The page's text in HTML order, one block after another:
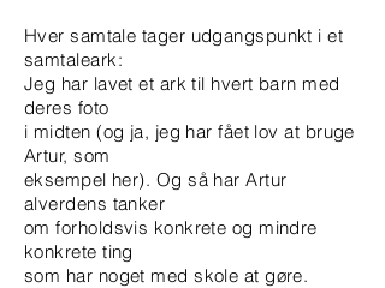
Hver samtale tager udgangspunkt i et
samtaleark:
Jeg har lavet et ark til hvert barn med
deres foto
i midten (og ja, jeg har fået lov at bruge
Artur, som
eksempel her). Og så har Artur
alverdens tanker
om forholdsvis konkrete og mindre
konkrete ting
som har noget med skole at gøre.